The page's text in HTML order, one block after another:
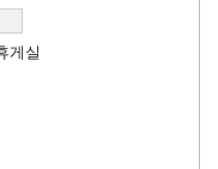
게실